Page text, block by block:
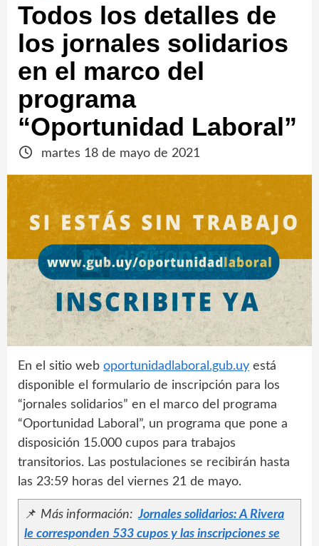
Todos los detalles de
los jornales solidarios
en el marco del
programa
“Oportunidad Laboral”
martes 18 de mayo de 2021
En el sitio web oportunidadlaboral.gub.uy está
disponible el formulario de inscripción para los
“jornales solidarios” en el marco del programa
“Oportunidad Laboral”, un programa que pone a
disposición 15.000 cupos para trabajos
transitorios. Las postulaciones se recibirán hasta
las 23:59 horas del viernes 21 de mayo.
📌 Más información: Jornales solidarios: A Rivera
le corresponden 533 cupos y las inscripciones se